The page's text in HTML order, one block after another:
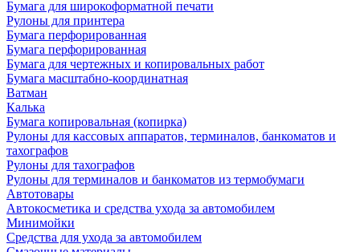
Бумага для широкоформатной печати
Рулоны для принтера
Бумага перфорированная
Бумага перфорированная
Бумага для чертежных и копировальных работ
Бумага масштабно-координатная
Ватман
Калька
Бумага копировальная (копирка)
Рулоны для кассовых аппаратов, терминалов, банкоматов и
тахографов
Рулоны для тахографов
Рулоны для терминалов и банкоматов из термобумаги
Автотовары
Автокосметика и средства ухода за автомобилем
Минимойки
Средства для ухода за автомобилем